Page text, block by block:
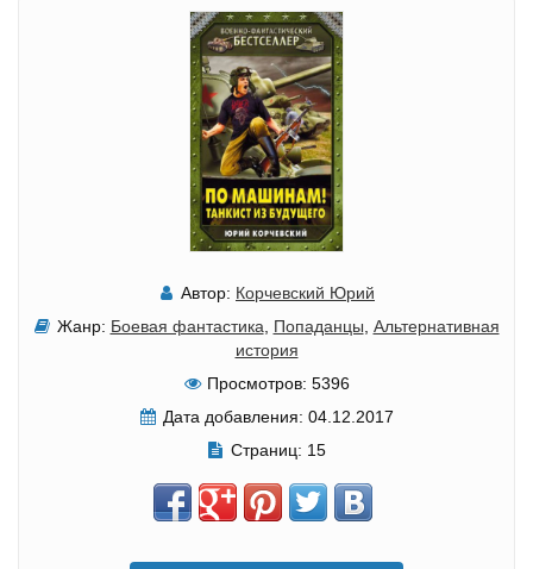
Автор: Корчевский Юрий
Жанр: Боевая фантастика Попаданцы Альтернативная
история
Просмотров: 5396
Дата добавления: 04.12.2017
Страниц: 15